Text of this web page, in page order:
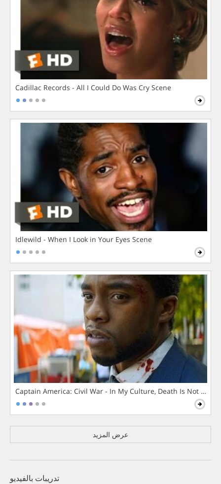
Cadillac Records - All I Could Do Was Cry Scene
Idlewild - When I Look in Your Eyes Scene
Captain America: Civil War - In My Culture, Death Is Not The
عرض المزيد
تدريبات بالفيديو